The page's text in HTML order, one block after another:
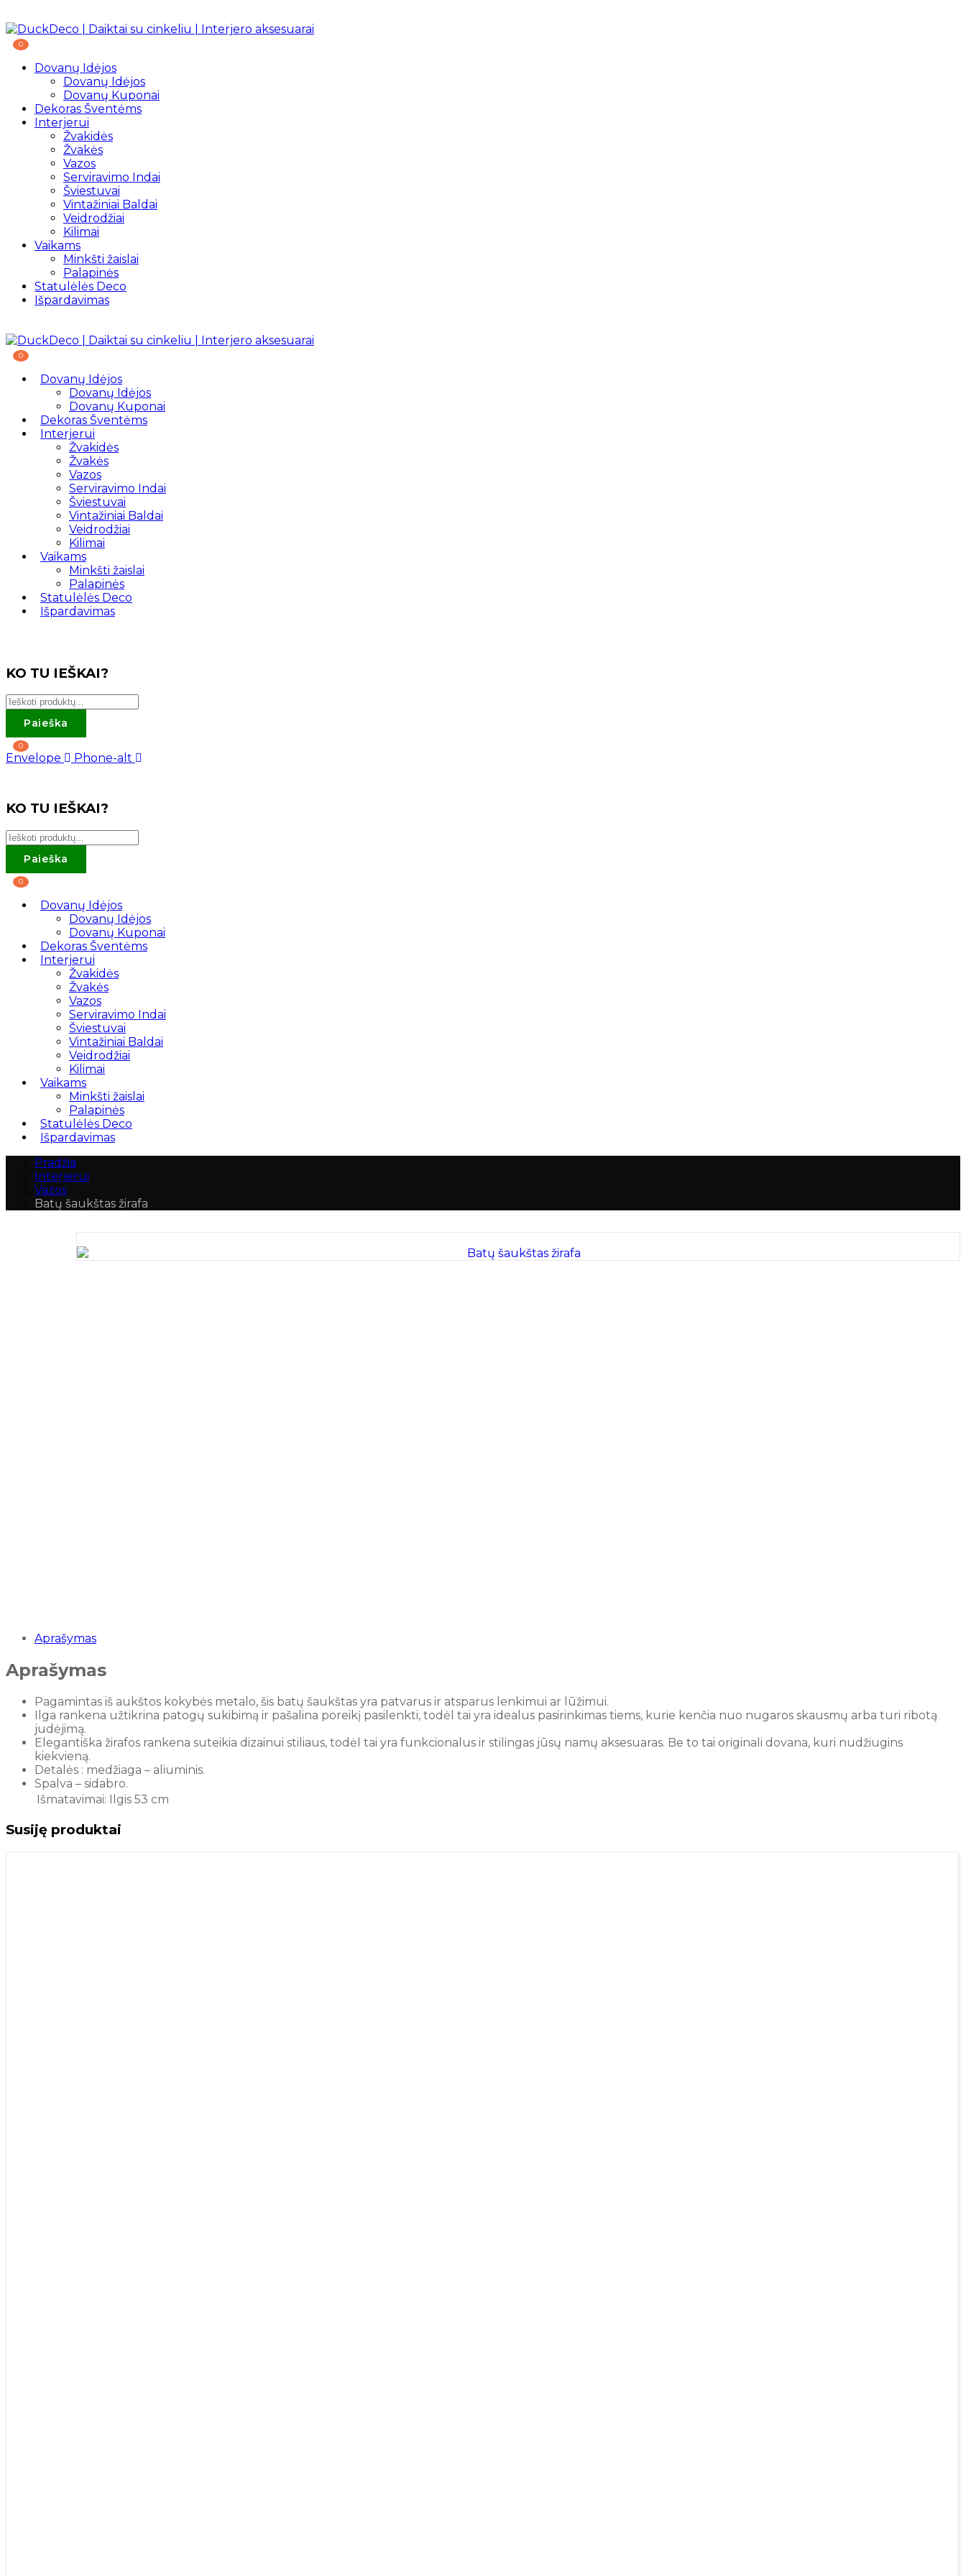
0
Dovanų Idėjos
Dovanų Idėjos
Dovanų Kuponai
Dekoras Šventėms
Interjerui
Žvakidės
Žvakės
Vazos
Serviravimo Indai
Šviestuvai
Vintažiniai Baldai
Veidrodžiai
Kilimai
Vaikams
Minkšti žaislai
Palapinės
Statulėlės Deco
Išpardavimas
0
Dovanų Idėjos
Dovanų Idėjos
Dovanų Kuponai
Dekoras Šventėms
Interjerui
Žvakidės
Žvakės
Vazos
Serviravimo Indai
Šviestuvai
Vintažiniai Baldai
Veidrodžiai
Kilimai
Vaikams
Minkšti žaislai
Palapinės
Statulėlės Deco
Išpardavimas
KO TU IEŠKAI?
Paieška
0
Envelope Phone-alt
KO TU IEŠKAI?
Paieška
0
Dovanų Idėjos
Dovanų Idėjos
Dovanų Kuponai
Dekoras Šventėms
Interjerui
Žvakidės
Žvakės
Vazos
Serviravimo Indai
Šviestuvai
Vintažiniai Baldai
Veidrodžiai
Kilimai
Vaikams
Minkšti žaislai
Palapinės
Statulėlės Deco
Išpardavimas
Pradžia
Interjerui
Vazos
Batų šaukštas žirafa
šaukštas
Aprašymas
Aprašymas
Pagamintas iš aukštos kokybės metalo, šis batų šaukštas yra patvarus ir atsparus lenkimui ar lūžimui.
Ilga rankena užtikrina patogų sukibimą ir pašalina poreikį pasilenkti, todėl tai yra idealus pasirinkimas tiems, kurie kenčia nuo nugaros skausmų arba turi ribotą
judėjimą.
Elegantiška žirafos rankena suteikia dizainui stiliaus, todėl tai yra funkcionalus ir stilingas jūsų namų aksesuaras. Be to tai originali dovana, kuri nudžiugins
kiekvieną.
Detalės : medžiaga – aliuminis.
Spalva – sidabro.
Išmatavimai: Ilgis 53 cm
Susiję produktai